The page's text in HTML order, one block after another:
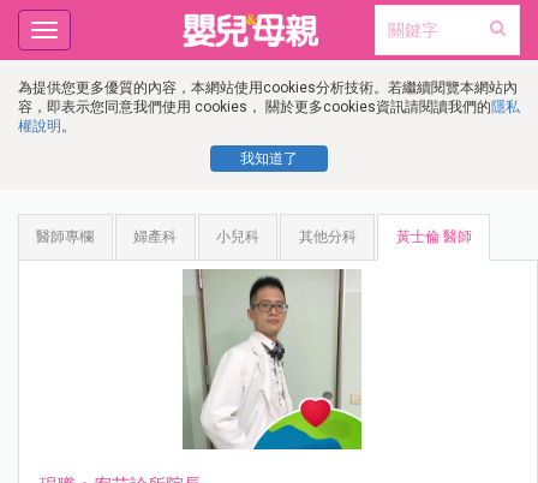
為提供您更多優質的內容，本網站使用cookies分析技術。若繼續閱覽本網站內
容，即表示您同意我們使用 cookies， 關於更多cookies資訊請閱讀我們的隱私
權說明 。
我知道了
Toggle
navigation
醫師專欄 婦產科 小兒科 其他分科 黃士倫 醫師